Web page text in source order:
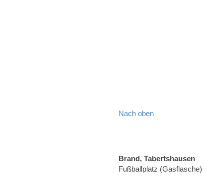
Nach oben
Brand, Tabertshausen
Fußballplatz (Gasflasche)